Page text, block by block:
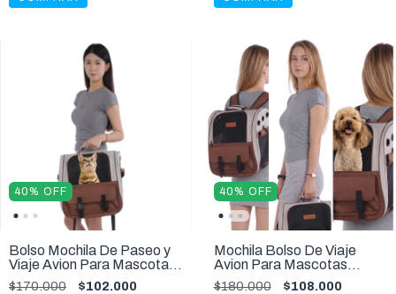
40% OFF
Bolso Mochila De Paseo y
Viaje Avion Para Mascotas
Hasta 8 kg
$170.000 $102.000
40% OFF
Mochila Bolso De Viaje
Avion Para Mascotas
Hasta 12 kg
$180.000 $108.000